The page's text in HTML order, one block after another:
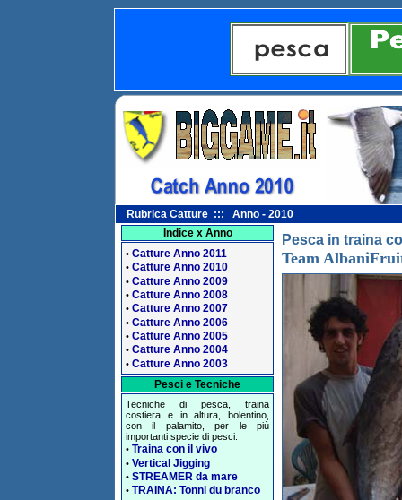
Rubrica Catture ::: Anno - 2010
Indice x Anno
• Catture Anno 2011
• Catture Anno 2010
• Catture Anno 2009
• Catture Anno 2008
• Catture Anno 2007
• Catture Anno 2006
• Catture Anno 2005
• Catture Anno 2004
• Catture Anno 2003
Pesci e Tecniche
Tecniche di pesca, traina
costiera e in altura, bolentino,
con il palamito, per le più
importanti specie di pesci.
• Traina con il vivo
• Vertical Jigging
• STREAMER da mare
• TRAINA: Tonni du branco
Pesca in traina
Team